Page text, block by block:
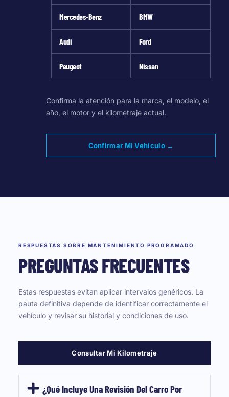
Mercedes-Benz BMW
Audi Ford
Peugeot Nissan
Confirma la atención para la marca, el modelo, el
año, el motor y el kilometraje actual.
Confirmar Mi Vehículo →
RESPUESTAS SOBRE MANTENIMIENTO PROGRAMADO
PREGUNTAS FRECUENTES
Estas respuestas evitan aplicar intervalos genéricos. La
pauta definitiva depende de identificar correctamente el
vehículo y revisar su historial y condiciones de uso.
Consultar Mi Kilometraje
¿Qué Incluye Una Revisión Del Carro Por